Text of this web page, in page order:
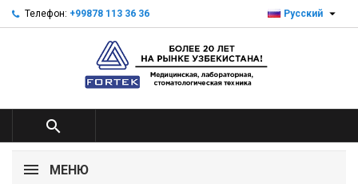
Телефон: +99878 113 36 36 Русский 

МЕНЮ